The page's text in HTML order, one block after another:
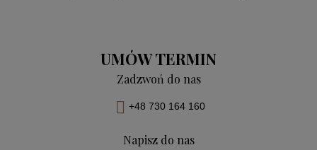
UMÓW TERMIN
Zadzwoń do nas
+48 730 164 160
Napisz do nas